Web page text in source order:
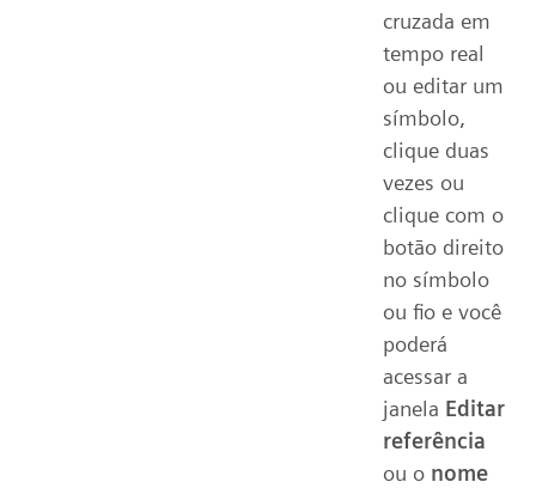
cruzada em
tempo real
ou editar um
símbolo,
clique duas
vezes ou
clique com o
botão direito
no símbolo
ou fio e você
poderá
acessar a
janela Editar
referência
ou o nome